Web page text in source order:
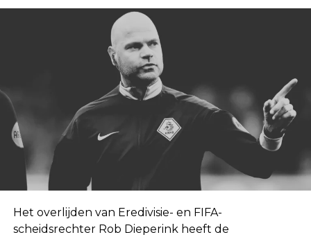
Het overlijden van Eredivisie- en FIFA-
scheidsrechter Rob Dieperink heeft de